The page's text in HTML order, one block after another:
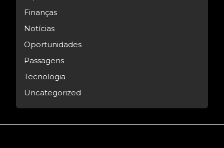
Finanças
Notícias
Oportunidades
Passagens
Tecnologia
Uncategorized